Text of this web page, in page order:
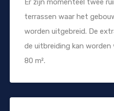
Er zijn momenteel twee
terrassen waar het
worden uitgebreid. De
de uitbreiding kan worden
80 m².